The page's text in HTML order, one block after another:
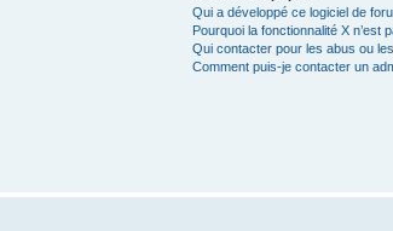
Qui a développé ce logiciel de
Pourquoi la fonctionnalité X n’est
Qui contacter pour les abus ou
Comment puis-je contacter un